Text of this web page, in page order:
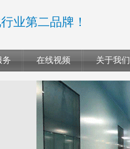
业第二品牌！
务 在线视频 关于我们